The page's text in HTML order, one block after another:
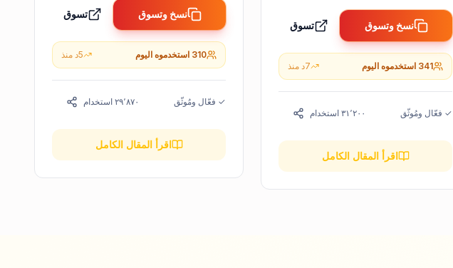
نسخ وتسوق تسوق
341 استخدموه اليوم 7د منذ
✓ فعّال ومُوثّق ٣١٬٢٠٠ استخدام
اقرأ المقال الكامل
نسخ وتسوق تسوق
310 استخدموه اليوم 5د منذ
✓ فعّال ومُوثّق ٢٩٬٨٧٠ استخدام
اقرأ المقال الكامل